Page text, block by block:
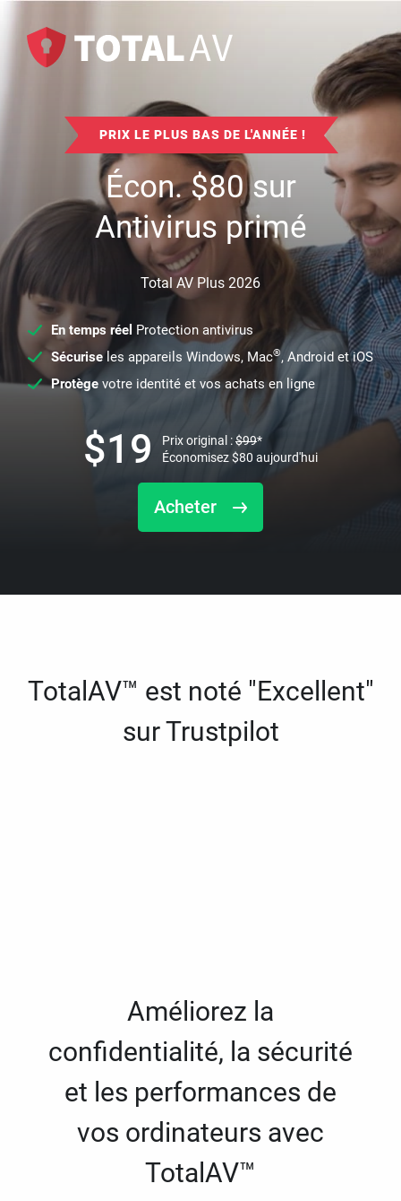
PRIX LE PLUS BAS DE L'ANNÉE !
Écon.$80sur
Antivirus primé
Total AV Plus 2026
En temps réel Protection antivirus
Sécuriseles appareils Windows, Mac®, Android et iOS
Protège votre identité et vos achats en ligne
Acheter
$19 Prix original :$99*
Économisez$80 aujourd'hui
TotalAV™ est noté "Excellent"
sur Trustpilot
Améliorez la
confidentialité, la sécurité
et les performances de
vos ordinateurs avec
TotalAV™